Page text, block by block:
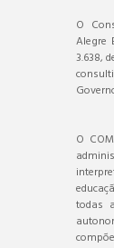
O
Alegre
3.638,
O
todas